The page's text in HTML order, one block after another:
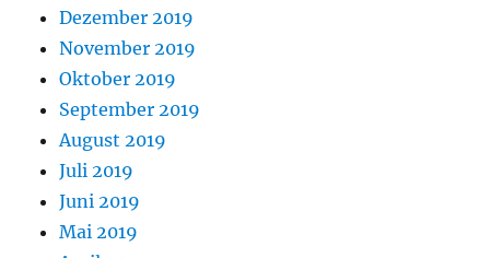
Dezember 2019
November 2019
Oktober 2019
September 2019
August 2019
Juli 2019
Juni 2019
Mai 2019